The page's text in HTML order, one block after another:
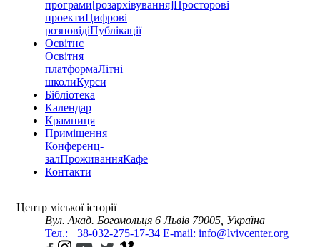
програми[розархівування]Просторові
проектиЦифрові
розповідіПублікації
Освітнє
Освітня
платформаЛітні
школиКурси
Бібліотека
Календар
Крамниця
Приміщення
Конференц-
залПроживанняКафе
Контакти
Центр міської історії
Вул. Акад. Богомольця 6 Львів 79005, Україна
Тел.: +38-032-275-17-34 E-mail: info@lvivcenter.org